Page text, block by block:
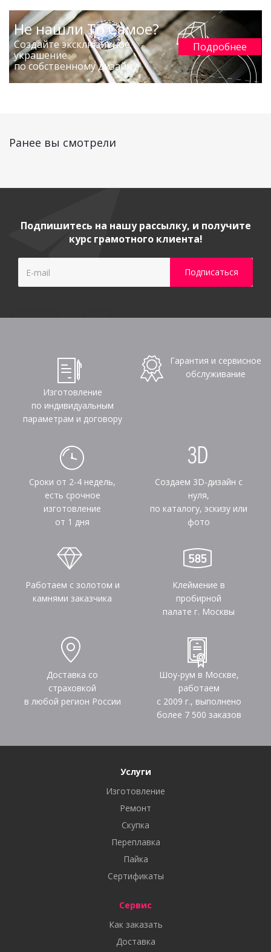
Не нашли То Самое?
Создайте эксклюзивное
украшение
по собственному дизайну!
Подробнее
Ранее вы смотрели
Подпишитесь на нашу рассылку, и получите
курс грамотного клиента!
Изготовление
по индивидуальным
параметрам и договору
Гарантия и сервисное
обслуживание
Сроки от 2-4 недель,
есть срочное
изготовление
от 1 дня
Создаем 3D-дизайн с
нуля,
по каталогу, эскизу или
фото
Работаем с золотом и
камнями заказчика
Клеймение в
пробирной
палате г. Москвы
Доставка со
страховкой
в любой регион России
Шоу-рум в Москве,
работаем
с 2009 г., выполнено
более 7 500 заказов
Услуги
Изготовление
Ремонт
Скупка
Переплавка
Пайка
Сертификаты
Сервис
Как заказать
Доставка